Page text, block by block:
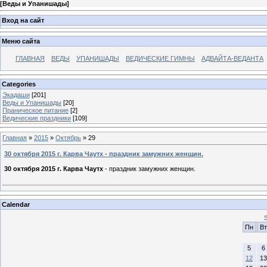
[Веды и Упанишады]
Вход на сайт
Меню сайта
ГЛАВНАЯ ВЕДЫ УПАНИШАДЫ ВЕДИЧЕСКИЕ ГИМНЫ АДВАЙТА-ВЕДАНТА
Categories
Экадаши [201]
Веды и Упанишады [20]
Праническое питание [2]
Ведические праздники [109]
Главная » 2015 » Октябрь » 29
30 октября 2015 г. Карва Чаутх - праздник замужних женщин.
30 октября 2015 г. Карва Чаутх - праздник замужних женщин.
Calendar
«
Пн
Вт
5
6
12
13